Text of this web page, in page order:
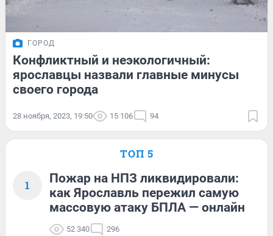
ГОРОД
Конфликтный и неэкологичный:
ярославцы назвали главные минусы
своего города
28 ноября, 2023, 19:50 15 106 94
ТОП 5
1
Пожар на НПЗ ликвидировали:
как Ярославль пережил самую
массовую атаку БПЛА — онлайн
52 340 296